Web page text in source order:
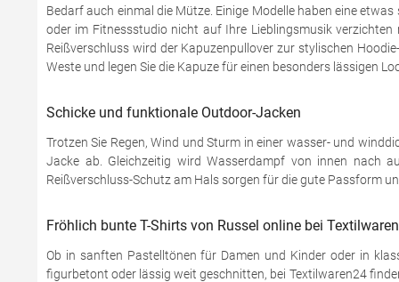
Bedarf auch einmal die Mütze. Einige Modelle haben eine
oder im Fitnessstudio nicht auf Ihre Lieblingsmusik
Reißverschluss wird der Kapuzenpullover zur stylischen
Weste und legen Sie die Kapuze für einen besonders lässigen
Schicke und funktionale Outdoor-Jacken
Trotzen Sie Regen, Wind und Sturm in einer wasser- und
Jacke ab. Gleichzeitig wird Wasserdampf von innen nach
Reißverschluss-Schutz am Hals sorgen für die gute Passform
Fröhlich bunte T-Shirts von Russel online bei
Ob in sanften Pastelltönen für Damen und Kinder oder in
figurbetont oder lässig weit geschnitten, bei Textilwaren24